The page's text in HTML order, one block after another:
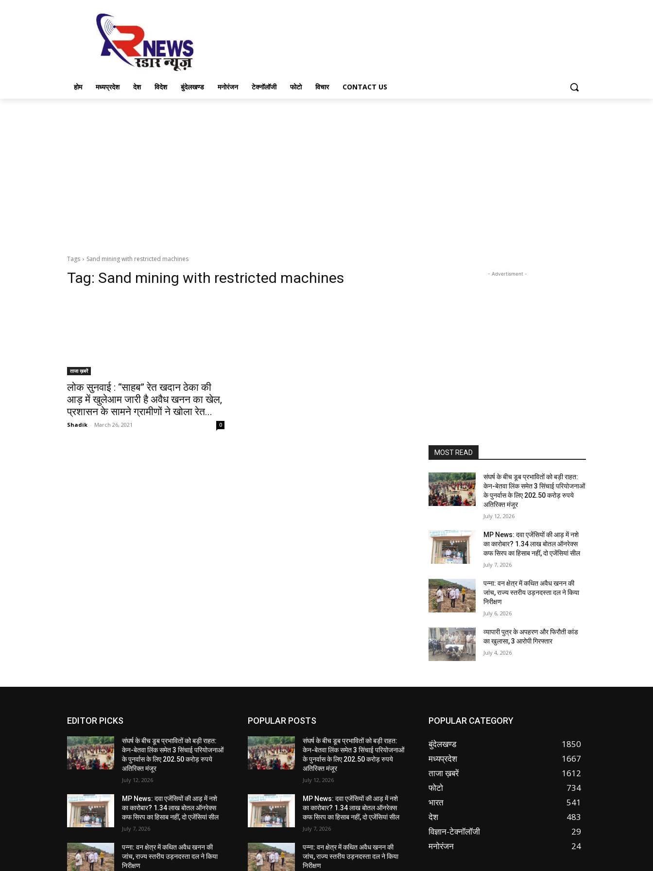
होम मध्यप्रदेश देश विदेश बुंदेलखण्ड मनोरंजन टेक्नॉलॉजी फोटो विचार CONTACT US
Tags Sand mining with restricted machines
Tag: Sand mining with restricted machines
ताजा ख़बरें
लोक सुनवाई : “साहब” रेत खदान ठेका की
आड़ में खुलेआम जारी है अवैध खनन का खेल,
प्रशासन के सामने ग्रामीणों ने खोला रेत...
Shadik - March 26, 2021 0
- Advertisment -
MOST READ
संघर्ष के बीच डूब प्रभावितों को बड़ी राहत:
केन-बेतवा लिंक समेत 3 सिंचाई परियोजनाओं
के पुनर्वास के लिए 202.50 करोड़ रुपये
अतिरिक्त मंजूर
July 12, 2026
MP News: दवा एजेंसियों की आड़ में नशे
का कारोबार? 1.34 लाख बोतल ऑनरेक्स
कफ सिरप का हिसाब नहीं, दो एजेंसियां सील
July 7, 2026
पन्ना: वन क्षेत्र में कथित अवैध खनन की
जांच, राज्य स्तरीय उड़नदस्ता दल ने किया
निरीक्षण
July 6, 2026
व्यापारी पुत्र के अपहरण और फिरौती कांड
का खुलासा, 3 आरोपी गिरफ्तार
July 4, 2026
EDITOR PICKS
संघर्ष के बीच डूब प्रभावितों को बड़ी राहत:
केन-बेतवा लिंक समेत 3 सिंचाई परियोजनाओं
के पुनर्वास के लिए 202.50 करोड़ रुपये
अतिरिक्त मंजूर
July 12, 2026
MP News: दवा एजेंसियों की आड़ में नशे
का कारोबार? 1.34 लाख बोतल ऑनरेक्स
कफ सिरप का हिसाब नहीं, दो एजेंसियां सील
July 7, 2026
पन्ना: वन क्षेत्र में कथित अवैध खनन की
जांच, राज्य स्तरीय उड़नदस्ता दल ने किया
निरीक्षण
POPULAR POSTS
संघर्ष के बीच डूब प्रभावितों को बड़ी राहत:
केन-बेतवा लिंक समेत 3 सिंचाई परियोजनाओं
के पुनर्वास के लिए 202.50 करोड़ रुपये
अतिरिक्त मंजूर
July 12, 2026
MP News: दवा एजेंसियों की आड़ में नशे
का कारोबार? 1.34 लाख बोतल ऑनरेक्स
कफ सिरप का हिसाब नहीं, दो एजेंसियां सील
July 7, 2026
पन्ना: वन क्षेत्र में कथित अवैध खनन की
जांच, राज्य स्तरीय उड़नदस्ता दल ने किया
निरीक्षण
POPULAR CATEGORY
बुंदेलखण्ड
1850
मध्यप्रदेश
1667
ताजा ख़बरें
1612
फोटो
734
भारत
541
देश
483
विज्ञान-टेक्नॉलॉजी
29
मनोरंजन
24